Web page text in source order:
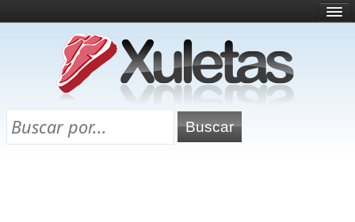
¿Qué es esto?
Directorio
Chuletas para exámenes